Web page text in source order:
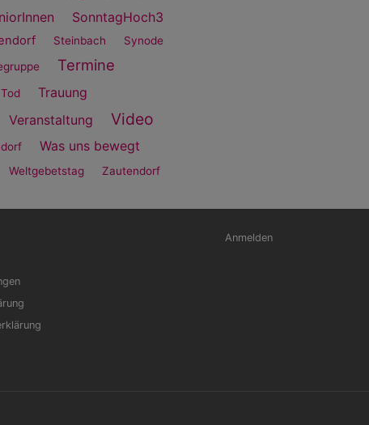
SonntagHoch3
Steinbach Synode
Termine
Tod Trauung
Veranstaltung Video
Was uns bewegt
Weltgebetstag
Zautendorf
Benutzermenü
Anmelden